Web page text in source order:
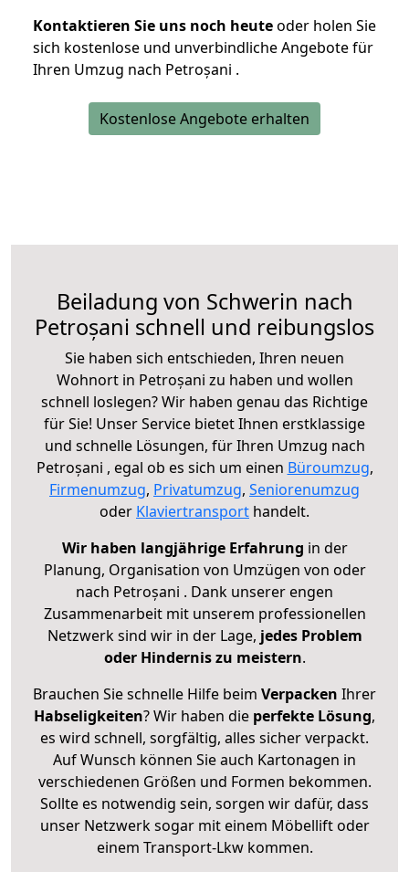
Kontaktieren Sie uns noch heuteoder holen Sie
sich kostenlose und unverbindliche Angebote für
Ihren Umzug nach Petroșani .
Kostenlose Angebote erhalten
Beiladung von Schwerin nach
Petroșani schnell und reibungslos
Sie haben sich entschieden, Ihren neuen
Wohnort in Petroșani zu haben und wollen
schnell loslegen? Wir haben genau das Richtige
für Sie! Unser Service bietet Ihnen erstklassige
und schnelle Lösungen, für Ihren Umzug nach
Petroșani , egal ob es sich um einen Büroumzug,
Firmenumzug, Privatumzug, Seniorenumzug
oder Klaviertransport handelt.
Wir haben langjährige Erfahrung in der
Planung, Organisation von Umzügen von oder
nach Petroșani . Dank unserer engen
Zusammenarbeit mit unserem professionellen
Netzwerk sind wir in der Lage, jedes Problem
oder Hindernis zu meistern.
Brauchen Sie schnelle Hilfe beim Verpacken Ihrer
Habseligkeiten? Wir haben die perfekte Lösung,
es wird schnell, sorgfältig, alles sicher verpackt.
Auf Wunsch können Sie auch Kartonagen in
verschiedenen Größen und Formen bekommen.
Sollte es notwendig sein, sorgen wir dafür, dass
unser Netzwerk sogar mit einem Möbellift oder
einem Transport-Lkw kommen.